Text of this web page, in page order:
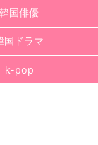
韓国俳優
国ドラマ
k-pop